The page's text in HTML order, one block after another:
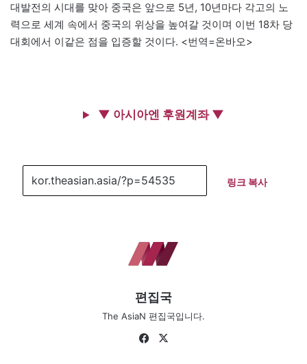
대발전의 시대를 맞아 중국은 앞으로 5년, 10년마다 각고의 노
력으로 세계 속에서 중국의 위상을 높여갈 것이며 이번 18차 당
대회에서 이같은 점을 입증할 것이다. <번역=온바오>
▼ 아시아엔 후원계좌 ▼
링크 복사
편집국
The AsiaN 편집국입니다.
Fa